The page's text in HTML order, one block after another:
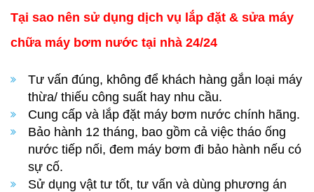
Tại sao nên sử dụng dịch vụ lắp đặt & sửa máy
chữa máy bơm nước tại nhà 24/24
Tư vấn đúng, không để khách hàng gắn loại máy
thừa/ thiếu công suất hay nhu cầu.
Cung cấp và lắp đặt máy bơm nước chính hãng.
Bảo hành 12 tháng, bao gồm cả việc tháo ống
nước tiếp nối, đem máy bơm đi bảo hành nếu có
sự cố.
Sử dụng vật tư tốt, tư vấn và dùng phương án